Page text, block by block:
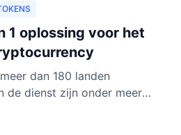
1 oplossing voor het
dan 180 landen
de dienst zijn onder meer
particulieren, ngo’s en non-